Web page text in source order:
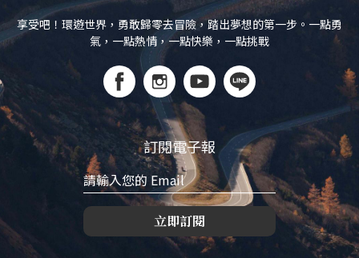
享受吧！環遊世界，勇敢歸零去冒險，踏出夢想的第一步。一點勇
氣，一點熱情，一點快樂，一點挑戰
訂閱電子報
立即訂閱